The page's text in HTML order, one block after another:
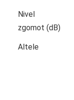
Nivel
zgomot (dB)
Altele